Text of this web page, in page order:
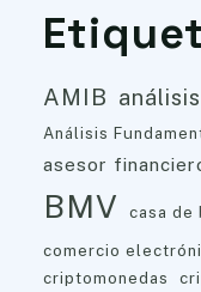
AMIB
Análisis
asesor
BMV casa de
comercio
criptomonedas